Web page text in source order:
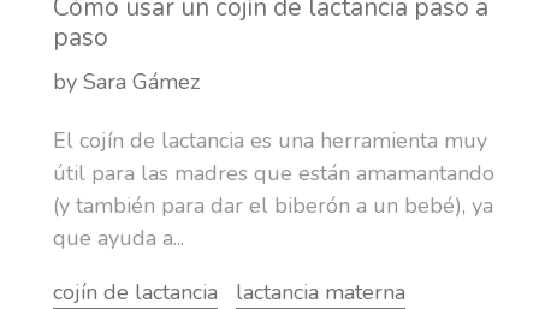
Cómo usar un cojín de lactancia paso a
paso
by Sara Gámez
El cojín de lactancia es una herramienta muy
útil para las madres que están amamantando
(y también para dar el biberón a un bebé), ya
que ayuda a...
cojín de lactancia
lactancia materna